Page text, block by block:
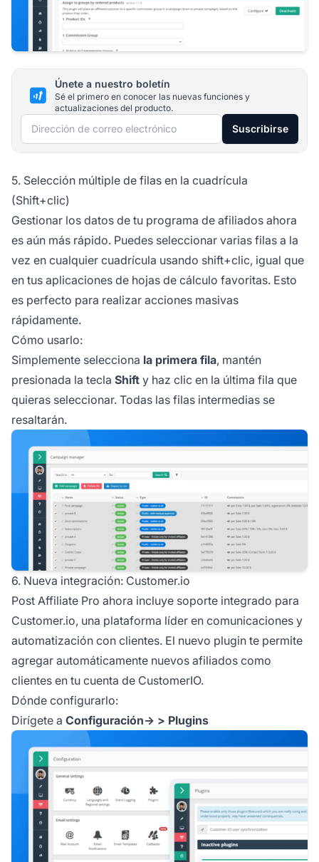
Únete a nuestro boletín
Sé el primero en conocer las nuevas funciones y
actualizaciones del producto.
Dirección de correo electrónico Suscribirse
5. Selección múltiple de filas en la cuadrícula
(Shift+clic)
Gestionar los datos de tu programa de afiliados ahora
es aún más rápido. Puedes seleccionar varias filas a la
vez en cualquier cuadrícula usando shift+clic, igual que
en tus aplicaciones de hojas de cálculo favoritas. Esto
es perfecto para realizar acciones masivas
rápidamente.
Cómo usarlo:
Simplemente selecciona la primera fila, mantén
presionada la tecla Shift y haz clic en la última fila que
quieras seleccionar. Todas las filas intermedias se
resaltarán.
6. Nueva integración: Customer.io
Post Affiliate Pro ahora incluye soporte integrado para
Customer.io, una plataforma líder en comunicaciones y
automatización con clientes. El nuevo plugin te permite
agregar automáticamente nuevos afiliados como
clientes en tu cuenta de CustomerIO.
Dónde configurarlo:
Dirígete a Configuración-> > Plugins